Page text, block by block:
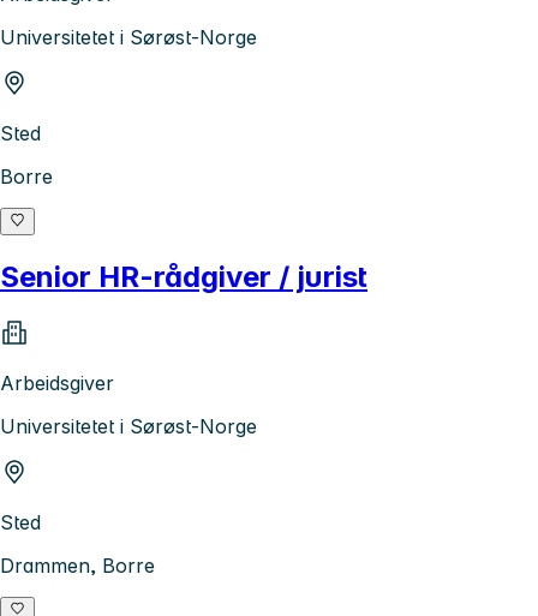
Universitetet i Sørøst-Norge
Sted
Borre
Senior HR-rådgiver / jurist
Arbeidsgiver
Universitetet i Sørøst-Norge
Sted
Drammen, Borre